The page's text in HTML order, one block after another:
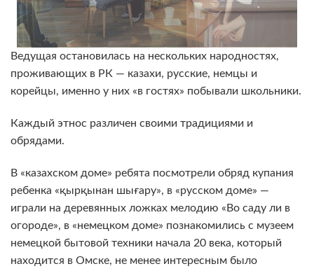
Ведущая остановилась на нескольких народностях,
проживающих в РК — казахи, русские, немцы и
корейцы, именно у них «в гостях» побывали школьники.
Каждый этнос различен своими традициями и
обрядами.
В «казахском доме» ребята посмотрели обряд купания
ребенка «қырқынан шығару», в «русском доме» —
играли на деревянных ложках мелодию «Во саду ли в
огороде», в «немецком доме» познакомились с музеем
немецкой бытовой техники начала 20 века, который
находится в Омске, не менее интересным было